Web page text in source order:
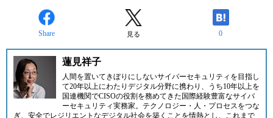
Share 見る 0
蓮見祥子
人間を置いてきぼりにしないサイバーセキュリティを目指し
て20年以上にわたりデジタル分野に携わり、うち10年以上を
国連機関でCISOの役割を務めてきた国際経験豊富なサイバ
ーセキュリティ実務家。テクノロジー・人・プロセスをつな
ぎ、安全でレジリエントなデジタル社会を築くことを情熱とし、これまで